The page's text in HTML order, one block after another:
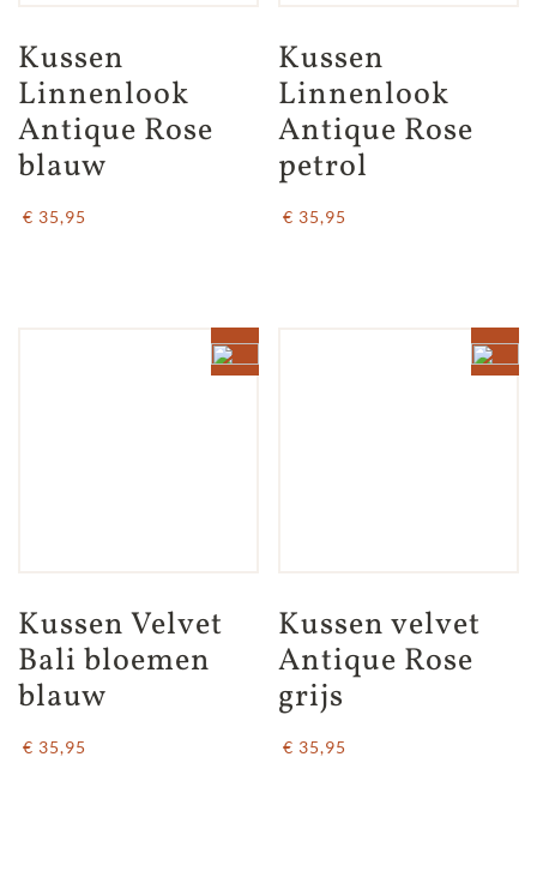
Kussen
Linnenlook
Antique Rose
blauw
€ 35,95
Kussen
Linnenlook
Antique Rose
petrol
€ 35,95
Kussen Velvet
Bali bloemen
blauw
€ 35,95
Kussen velvet
Antique Rose
grijs
€ 35,95